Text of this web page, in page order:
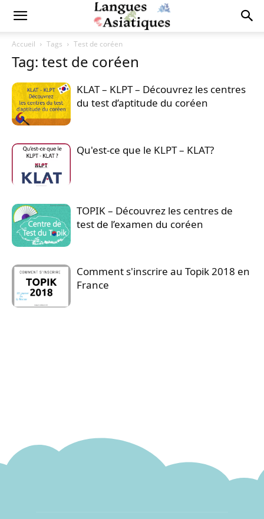
Accueil Tags Test de coréen
Tag: test de coréen
KLAT – KLPT – Découvrez les centres
du test d’aptitude du coréen
Qu'est-ce que le KLPT – KLAT?
TOPIK – Découvrez les centres de
test de l’examen du coréen
Comment s'inscrire au Topik 2018 en
France